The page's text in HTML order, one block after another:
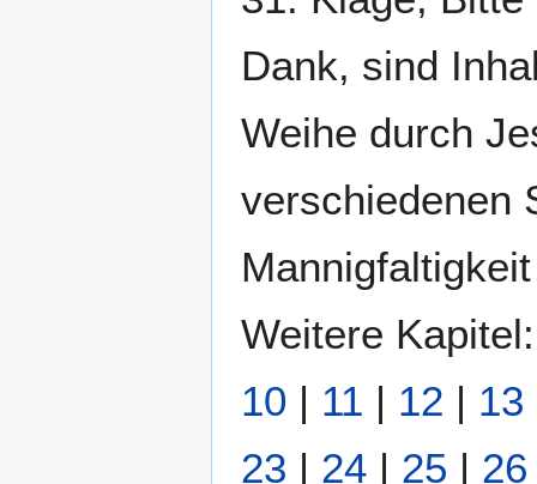
Dank, sind
Weihe durch
verschiedenen
Weitere
10 | 11 | 12 | 13
23 | 24 | 25 | 26